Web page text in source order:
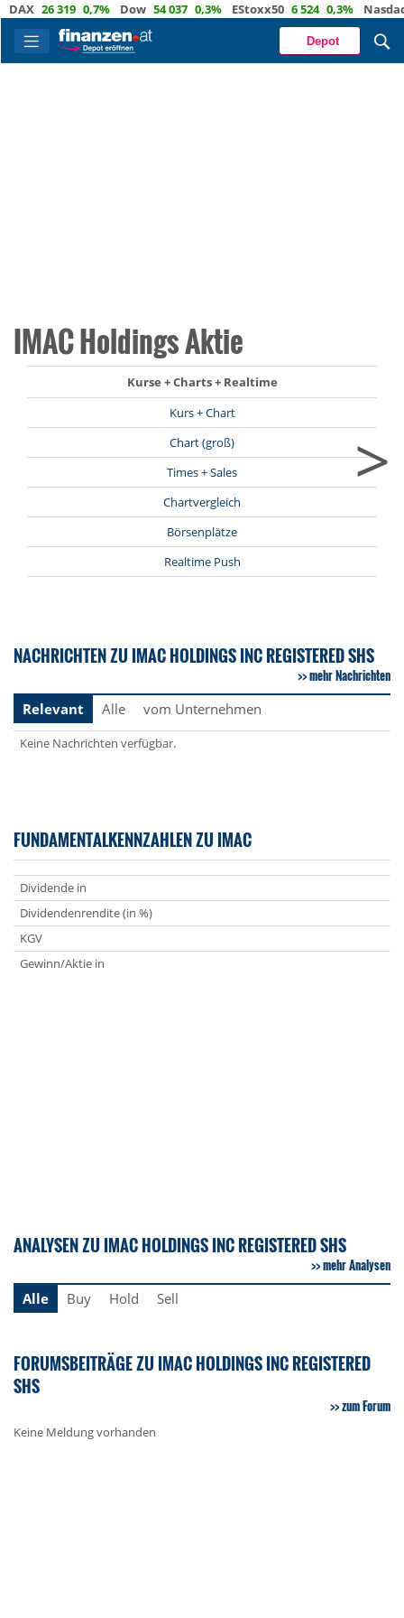
26 319 0,7% Dow 54 037 0,3% EStoxx50 6 524 0,3% Nasdaq
Depot
IMAC Holdings Aktie
Kurse + Charts + Realtime
Kurs + Chart
Chart (groß)
Times + Sales
Chartvergleich
Börsenplätze
Realtime Push
>
NACHRICHTEN ZU IMAC HOLDINGS INC REGISTERED SHS
mehr Nachrichten
Relevant
Alle vom Unternehmen
Keine Nachrichten verfügbar.
FUNDAMENTALKENNZAHLEN ZU IMAC
Dividende in
Dividendenrendite (in %)
KGV
Gewinn/Aktie in
ANALYSEN ZU IMAC HOLDINGS INC REGISTERED SHS
mehr Analysen
Alle
Buy Hold Sell
FORUMSBEITRÄGE ZU IMAC HOLDINGS INC REGISTERED
SHS
zum Forum
Keine Meldung vorhanden